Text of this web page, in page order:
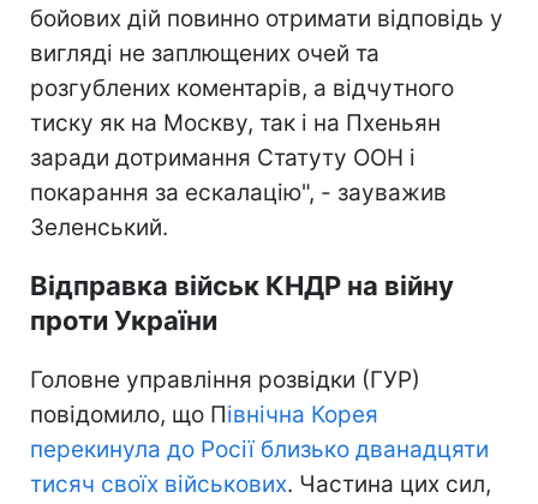
бойових дій повинно отримати відповідь у
вигляді не заплющених очей та
розгублених коментарів, а відчутного
тиску як на Москву, так і на Пхеньян
заради дотримання Статуту ООН і
покарання за ескалацію", - зауважив
Зеленський.
Відправка військ КНДР на війну
проти України
Головне управління розвідки (ГУР)
повідомило, що Північна Корея
перекинула до Росії близько дванадцяти
тисяч своїх військових. Частина цих сил,